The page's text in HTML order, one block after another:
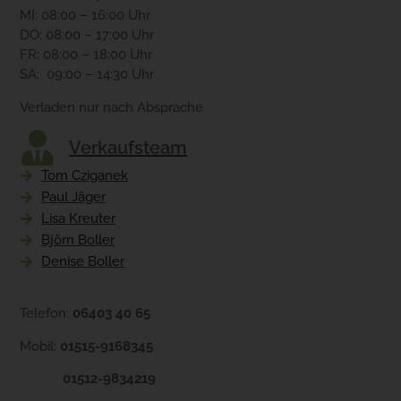
MI: 08:00 – 16:00 Uhr
DO: 08:00 – 17:00 Uhr
FR: 08:00 – 18:00 Uhr
SA: 09:00 – 14:30 Uhr
Verladen nur nach Absprache
Verkaufsteam
Tom Cziganek
Paul Jäger
Lisa Kreuter
Björn Boller
Denise Boller
Telefon: 06403 40 65
Mobil: 01515-9168345
01512-9834219